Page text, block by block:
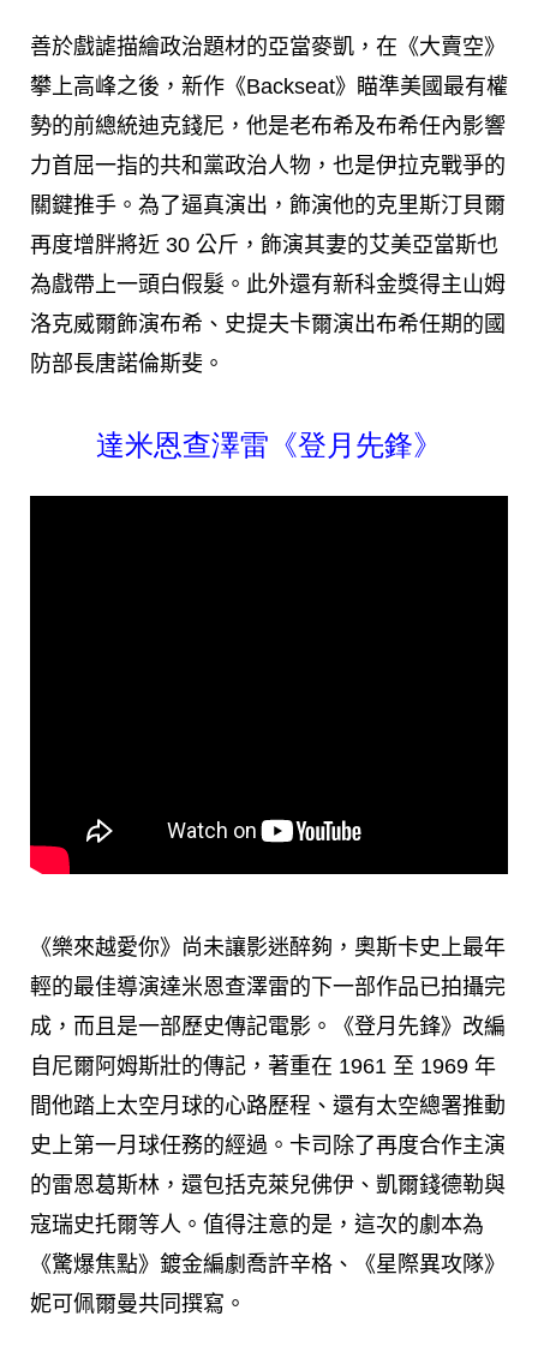
善於戲謔描繪政治題材的亞當麥凱，在《大賣空》
攀上高峰之後，新作《Backseat》瞄準美國最有權
勢的前總統迪克錢尼，他是老布希及布希任內影響
力首屈一指的共和黨政治人物，也是伊拉克戰爭的
關鍵推手。為了逼真演出，飾演他的克里斯汀貝爾
再度增胖將近 30 公斤，飾演其妻的艾美亞當斯也
為戲帶上一頭白假髮。此外還有新科金獎得主山姆
洛克威爾飾演布希、史提夫卡爾演出布希任期的國
防部長唐諾倫斯斐。
達米恩查澤雷《登月先鋒》
《樂來越愛你》尚未讓影迷醉夠，奧斯卡史上最年
輕的最佳導演達米恩查澤雷的下一部作品已拍攝完
成，而且是一部歷史傳記電影。《登月先鋒》改編
自尼爾阿姆斯壯的傳記，著重在 1961 至 1969 年
間他踏上太空月球的心路歷程、還有太空總署推動
史上第一月球任務的經過。卡司除了再度合作主演
的雷恩葛斯林，還包括克萊兒佛伊、凱爾錢德勒與
寇瑞史托爾等人。值得注意的是，這次的劇本為
《驚爆焦點》鍍金編劇喬許辛格、《星際異攻隊》
妮可佩爾曼共同撰寫。